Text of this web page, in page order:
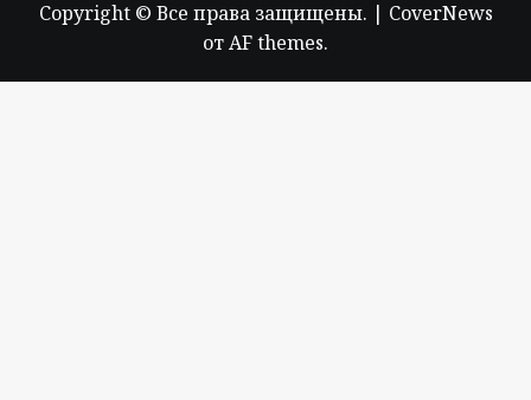
Copyright © Все права защищены. | CoverNews
от AF themes.